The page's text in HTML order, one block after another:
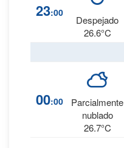
23:00
Despejado
26.6°C
00:00
Parcialmente
nublado
26.7°C